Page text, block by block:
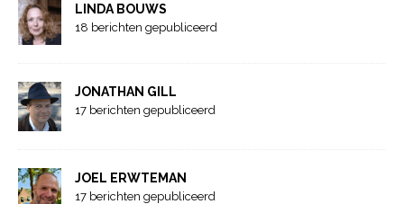
LINDA BOUWS
18 berichten gepubliceerd
JONATHAN GILL
17 berichten gepubliceerd
JOEL ERWTEMAN
17 berichten gepubliceerd